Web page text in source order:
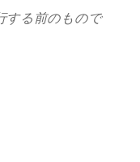
する前のもので